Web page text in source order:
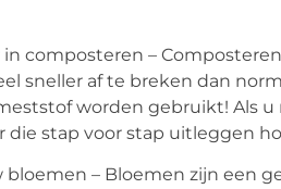
in composteren –
sneller af te breken dan
worden gebruikt! Als
die stap voor stap uitleggen
bloemen – Bloemen zijn een